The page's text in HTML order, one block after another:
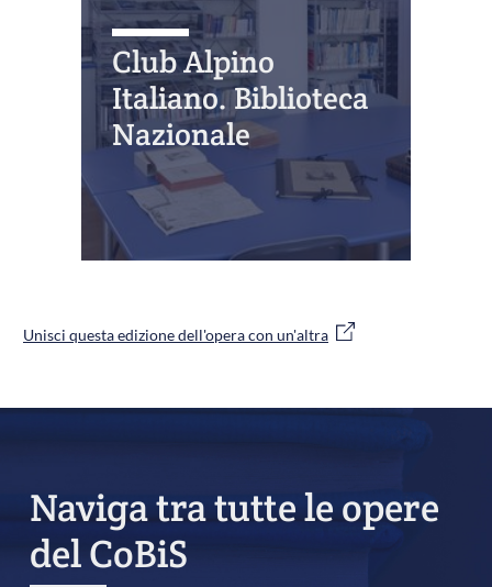
Club Alpino
Italiano. Biblioteca
Nazionale
Unisci questa edizione dell'opera con un'altra
Naviga tra tutte le opere
del CoBiS